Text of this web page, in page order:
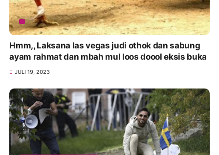
Hmm,, Laksana las vegas judi othok dan sabung
ayam rahmat dan mbah mul loos doool eksis buka
JULI 19, 2023